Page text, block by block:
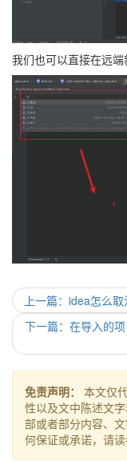
我们也可以直接在远端
上一篇：idea怎么
下一篇：在导入的
免责声明：
本文仅
性以及文中陈述文
部或者部分内容、
何保证或承诺，请